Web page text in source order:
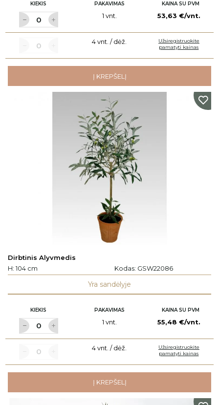
KIEKIS PAKAVIMAS KAINA SU PVM
1 vnt. 53,63 €/vnt.
4 vnt. / dėž.
Užsiregistruokite
pamatyti kainas
Į KREPŠELĮ
Dirbtinis Alyvmedis
H: 104 cm
Kodas: GSW22086
Yra sandėlyje
KIEKIS PAKAVIMAS KAINA SU PVM
1 vnt. 55,48 €/vnt.
4 vnt. / dėž.
Užsiregistruokite
pamatyti kainas
Į KREPŠELĮ